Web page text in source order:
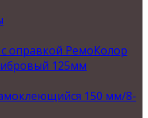
оправкой РемоКолор
125мм
150 мм/8-